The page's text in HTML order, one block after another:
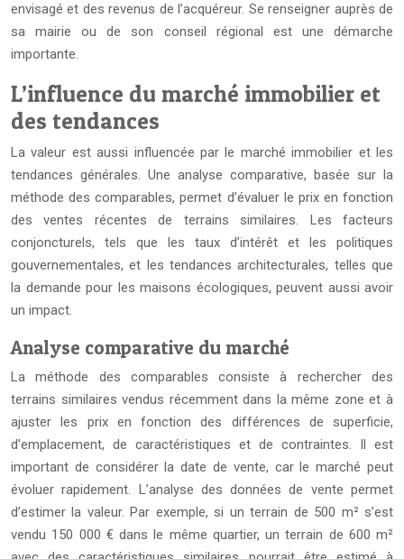
envisagé et des revenus de l’acquéreur. Se renseigner auprès de
sa mairie ou de son conseil régional est une démarche
importante.
L’influence du marché immobilier et
des tendances
La valeur est aussi influencée par le marché immobilier et les
tendances générales. Une analyse comparative, basée sur la
méthode des comparables, permet d’évaluer le prix en fonction
des ventes récentes de terrains similaires. Les facteurs
conjoncturels, tels que les taux d’intérêt et les politiques
gouvernementales, et les tendances architecturales, telles que
la demande pour les maisons écologiques, peuvent aussi avoir
un impact.
Analyse comparative du marché
La méthode des comparables consiste à rechercher des
terrains similaires vendus récemment dans la même zone et à
ajuster les prix en fonction des différences de superficie,
d’emplacement, de caractéristiques et de contraintes. Il est
important de considérer la date de vente, car le marché peut
évoluer rapidement. L’analyse des données de vente permet
d’estimer la valeur. Par exemple, si un terrain de 500 m² s’est
vendu 150 000 € dans le même quartier, un terrain de 600 m²